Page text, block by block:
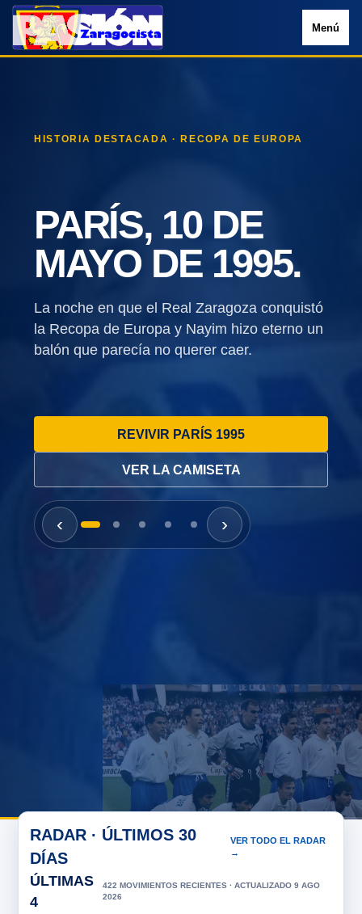
Menú
HISTORIA DESTACADA · RECOPA DE EUROPA
PARÍS, 10 DE
MAYO DE 1995.
La noche en que el Real Zaragoza conquistó
la Recopa de Europa y Nayim hizo eterno un
balón que parecía no querer caer.
REVIVIR PARÍS 1995
VER LA CAMISETA
‹ ›
RADAR · ÚLTIMOS 30
DÍAS
VER TODO EL RADAR
→
ÚLTIMAS
4
422 MOVIMIENTOS RECIENTES · ACTUALIZADO 9 AGO
2026